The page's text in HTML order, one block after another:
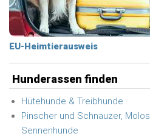
EU-Heimtierausweis
Hunderassen finden
Hütehunde & Treibhunde
Pinscher und Schnauzer,
Sennenhunde